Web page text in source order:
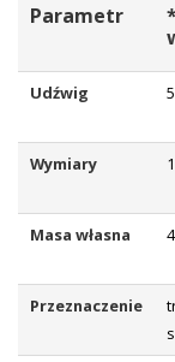
Parametr
Udźwig
Wymiary
Masa własna
Przeznaczenie